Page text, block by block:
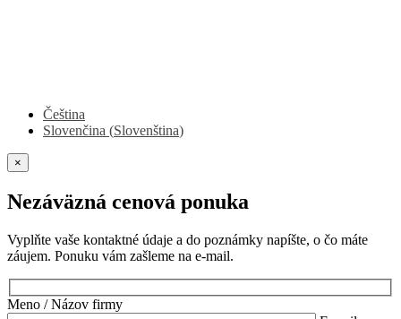
Čeština
Slovenčina (Slovenština)
×
Nezáväzná cenová ponuka
Vyplňte vaše kontaktné údaje a do poznámky napíšte, o čo máte
záujem. Ponuku vám zašleme na e-mail.
Meno / Názov firmy